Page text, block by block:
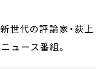
世代の評論家・荻上
ュース番組。